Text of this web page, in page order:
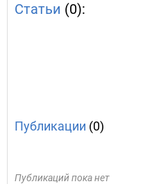
Статьи (0):
Публикации (0)
Публикаций пока нет